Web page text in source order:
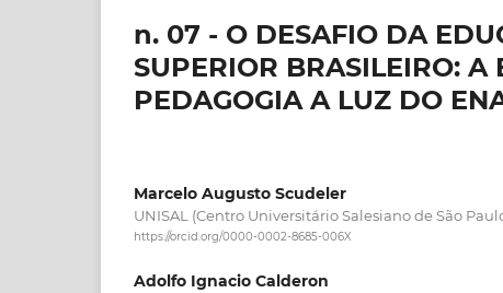
n. 07 - O DESAFIO DA
SUPERIOR BRASILEIRO: A
PEDAGOGIA A LUZ DO
Marcelo Augusto Scudeler
UNISAL (Centro Universitário Salesiano de São
https://orcid.org/0000-0002-8685-006X
Adolfo Ignacio Calderon